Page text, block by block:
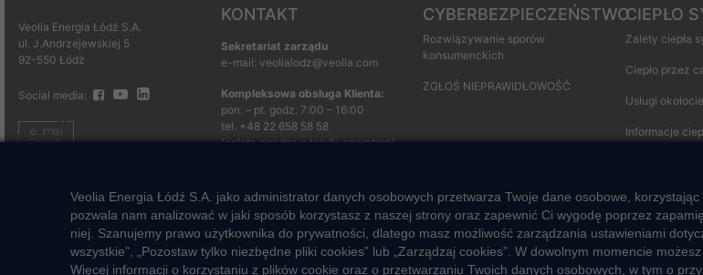
Veolia Energia Łódź S.A.
ul. J.Andrzejewskiej 5
92-550 Łódź
Social media:
KONTAKT
Sekretariat zarządu
e-mail: veolialodz@veolia.com
Kompleksowa obsługa Klienta:
pon. – pt. godz. 7:00 – 16:00
tel. +48 22 658 58 58
(opłata zgodna z taryfą operatora)
CYBERBEZPIECZEŃSTWO
Rozwiązywanie sporów
konsumenckich
ZGŁOŚ NIEPRAWIDŁOWOŚĆ
CIEPŁO
Zalety ciepła
Ciepło przez
Usługi
Informacje
2026 ® Veolia Energia Łódź S.A. Polityka prywatności Informacje
Veolia Energia Łódź S.A. jako administrator danych osobowych przetwarza Twoje dane osobowe,
pozwala nam analizować w jaki sposób korzystasz z naszej strony oraz zapewnić Ci wygodę poprzez
niej. Szanujemy prawo użytkownika do prywatności, dlatego masz możliwość zarządzania ustawieniami
wszystkie”, „Pozostaw tylko niezbędne pliki cookies” lub „Zarządzaj cookies”. W dowolnym momencie
Więcej informacji o korzystaniu z plików cookie oraz o przetwarzaniu Twoich danych osobowych, w tym o